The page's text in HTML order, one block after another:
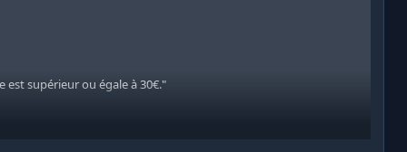
supérieur ou égale à 30€."